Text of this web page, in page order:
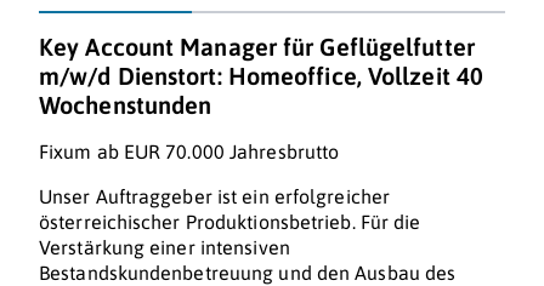
Key Account Manager für Geflügelfutter
m/w/d Dienstort: Homeoffice, Vollzeit 40
Wochenstunden
Fixum ab EUR 70.000 Jahresbrutto
Unser Auftraggeber ist ein erfolgreicher
österreichischer Produktionsbetrieb. Für die
Verstärkung einer intensiven
Bestandskundenbetreuung und den Ausbau des